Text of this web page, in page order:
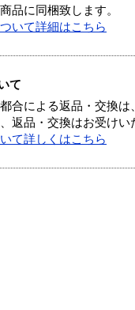
品に同梱致します。
いて詳細はこちら
て
合による返品・交換
返品・交換はお受けい
て詳しくはこちら